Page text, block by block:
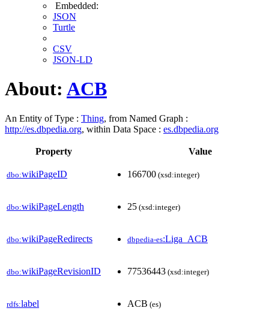
Embedded:
JSON
Turtle
CSV
JSON-LD
About: ACB
An Entity of Type : Thing, from Named Graph :
http://es.dbpedia.org, within Data Space : es.dbpedia.org
Property Value
dbo:wikiPageID 166700 (xsd:integer)
dbo:wikiPageLength 25 (xsd:integer)
dbo:wikiPageRedirects dbpedia-es:Liga_ACB
dbo:wikiPageRevisionID 77536443 (xsd:integer)
rdfs:label ACB (es)